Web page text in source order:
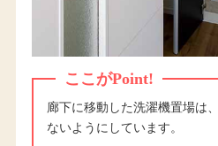
ここがPoint!
廊下に移動した洗濯機置場は
ないようにしています。